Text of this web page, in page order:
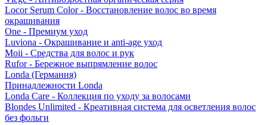
Locor Serum Color - Восстановление волос во время
окрашивания
One - Премиум уход
Luviona - Окрашивание и anti-age уход
Moii - Средства для волос и рук
Rufor - Бережное выпрямление волос
Londa (Германия)
Принадлежности Londa
Londa Care - Коллекция по уходу за волосами
Blondes Unlimited - Креативная система для осветления волос
без фольги